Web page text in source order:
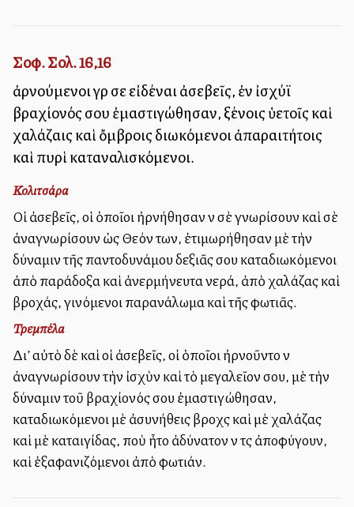
Σοφ. Σολ. 16,16
ἀρνούμενοι γὰρ σε εἰδέναι ἀσεβεῖς, ἐν ἰσχύϊ
βραχίονός σου ἐμαστιγώθησαν, ξένοις ὑετοῖς καὶ
χαλάζαις καὶ ὄμβροις διωκόμενοι ἀπαραιτήτοις
καὶ πυρὶ καταναλισκόμενοι.
Κολιτσάρα
Οἱ ἀσεβεῖς, οἱ ὁποῖοι ἠρνήθησαν νὰ σὲ γνωρίσουν καὶ σὲ
ἀναγνωρίσουν ὡς Θεόν των, ἐτιμωρήθησαν μὲ τὴν
δύναμιν τῆς παντοδυνάμου δεξιᾶς σου καταδιωκόμενοι
ἀπὸ παράδοξα καὶ ἀνερμήνευτα νερά, ἀπὸ χαλάζας καὶ
βροχάς, γινόμενοι παρανάλωμα καὶ τῆς φωτιᾶς.
Τρεμπέλα
Δι’ αὐτὸ δὲ καὶ οἱ ἀσεβεῖς, οἱ ὁποῖοι ἠρνοῦντο νὰ
ἀναγνωρίσουν τὴν ἰσχὺν καὶ τὸ μεγαλεῖον σου, μὲ τὴν
δύναμιν τοῦ βραχίονός σου ἐμαστιγώθησαν,
καταδιωκόμενοι μὲ ἀσυνήθεις βροχὰς καὶ μὲ χαλάζας
καὶ μὲ καταιγίδας, ποὺ ἦτο ἀδύνατον νὰ τὰς ἀποφύγουν,
καὶ ἐξαφανιζόμενοι ἀπὸ φωτιάν.